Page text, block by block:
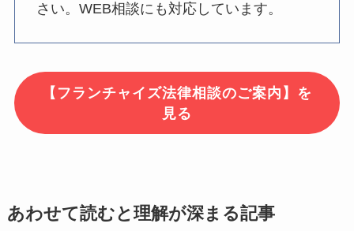
さい。WEB相談にも対応しています。
【フランチャイズ法律相談のご案内】を
見る
あわせて読むと理解が深まる記事